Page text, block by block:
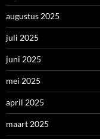
augustus 2025
juli 2025
juni 2025
mei 2025
april 2025
maart 2025